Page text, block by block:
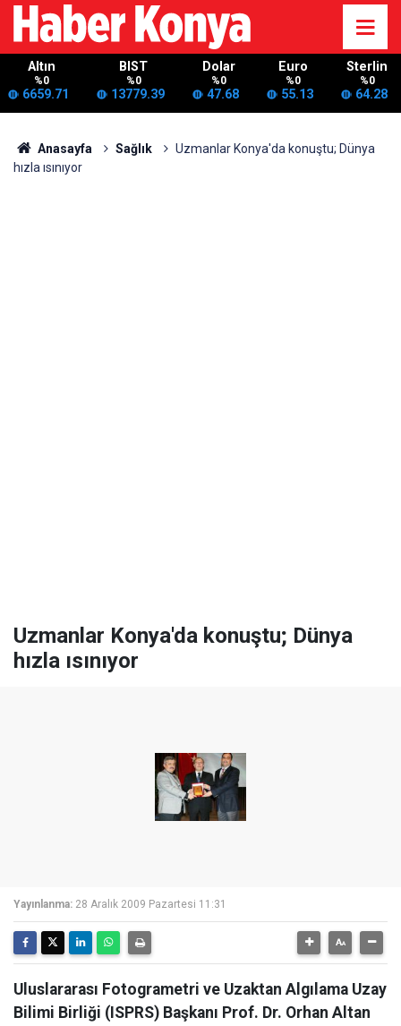
Altın
%0
6659.71
BIST
%0
13779.39
Dolar
%0
47.68
Euro
%0
55.13
Sterlin
%0
64.28
Anasayfa Sağlık
Uzmanlar Konya'da konuştu; Dünya
hızla ısınıyor
Uzmanlar Konya'da konuştu; Dünya
hızla ısınıyor
Yayınlanma: 28 Aralık 2009 Pazartesi 11:31
Uluslararası Fotogrametri ve Uzaktan Algılama Uzay
Bilimi Birliği (ISPRS) Başkanı Prof. Dr. Orhan Altan